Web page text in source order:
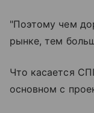
"Поэтому чем
рынке, тем
Что касается
основном с